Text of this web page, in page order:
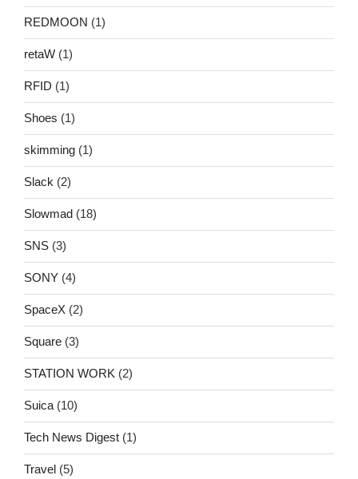
REDMOON (1)
retaW (1)
RFID (1)
Shoes (1)
skimming (1)
Slack (2)
Slowmad (18)
SNS (3)
SONY (4)
SpaceX (2)
Square (3)
STATION WORK (2)
Suica (10)
Tech News Digest (1)
Travel (5)